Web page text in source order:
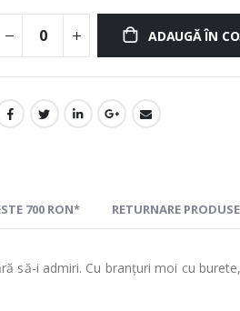
ADAUGĂ ÎN
să-i admiri. Cu branțuri moi cu
700 RON* RETURNARE PRODUSE